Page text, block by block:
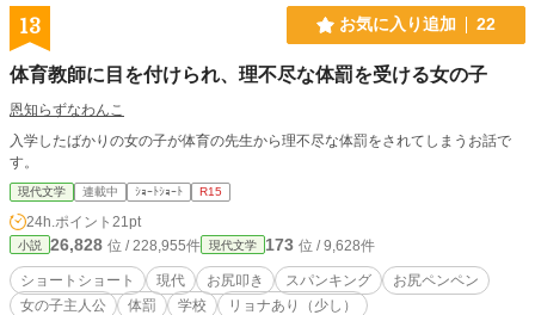
13 お気に入り追加 22
体育教師に目を付けられ、理不尽な体罰を受ける女の子
恩知らずなわんこ
入学したばかりの女の子が体育の先生から理不尽な体罰をされてしまうお話で
す。
現代文学 連載中 ｼｮｰﾄｼｮｰﾄ R15
24h.ポイント 21pt
小説 26,828 位 / 228,955件 現代文学 173 位 / 9,628件
ショートショート 現代 お尻叩き スパンキング
お尻ペンペン
女の子主人公
体罰 学校 リョナあり（少し）